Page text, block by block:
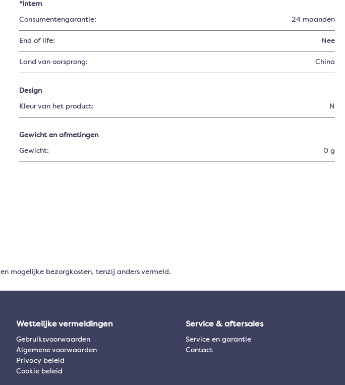
*Intern
Consumentengarantie: 24 maanden
End of life: Nee
Land van oorsprong: China
Design
Kleur van het product: N
Gewicht en afmetingen
Gewicht: 0 g
en mogelijke bezorgkosten, tenzij anders vermeld.
Wettelijke vermeldingen
Gebruiksvoorwaarden
Algemene voorwaarden
Privacy beleid
Cookie beleid
Service & aftersales
Service en garantie
Contact